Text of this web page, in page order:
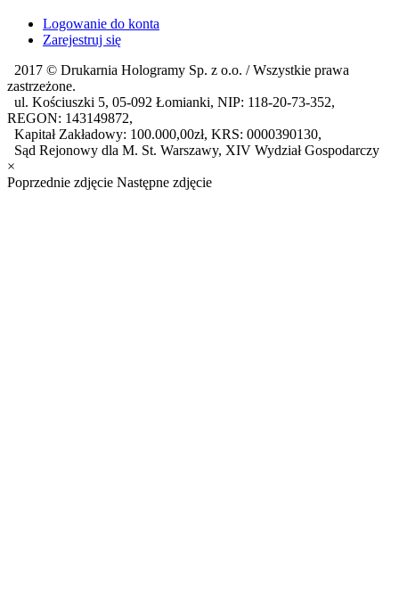
Logowanie do konta
Zarejestruj się
2017 © Drukarnia Hologramy Sp. z o.o. / Wszystkie prawa
zastrzeżone.
ul. Kościuszki 5, 05-092 Łomianki, NIP: 118-20-73-352,
REGON: 143149872,
Kapitał Zakładowy: 100.000,00zł, KRS: 0000390130,
Sąd Rejonowy dla M. St. Warszawy, XIV Wydział Gospodarczy
×
Poprzednie zdjęcie Następne zdjęcie